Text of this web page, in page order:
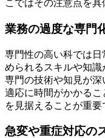
こではその注意点を具
業務の過度な専門
専門性の高い科では
められるスキルや知
専門の技術や知見が
適応に時間がかかる
を見据えることが重要
急変や重症対応の